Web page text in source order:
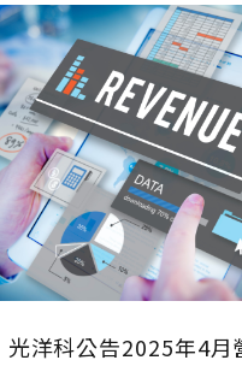
光洋科公告2025年4月